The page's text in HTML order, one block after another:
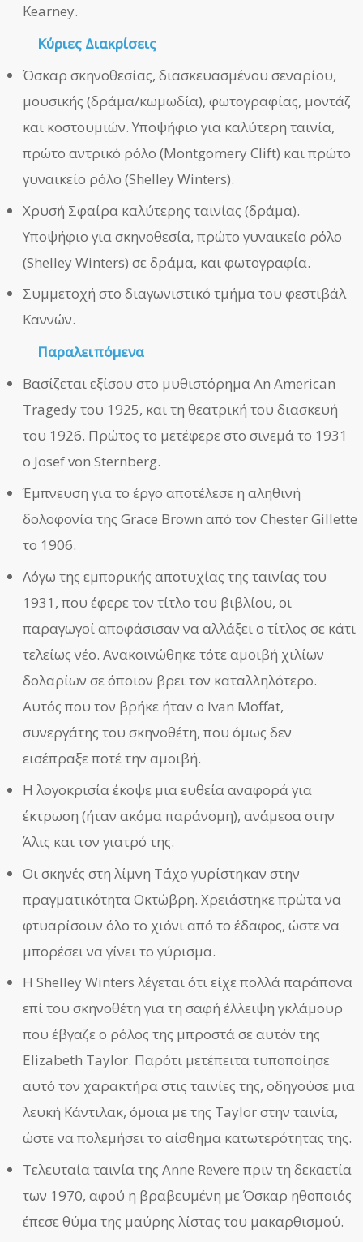
Kearney.
Κύριες Διακρίσεις
Όσκαρ σκηνοθεσίας, διασκευασμένου σεναρίου,
μουσικής (δράμα/κωμωδία), φωτογραφίας, μοντάζ
και κοστουμιών. Υποψήφιο για καλύτερη ταινία,
πρώτο αντρικό ρόλο (Montgomery Clift) και πρώτο
γυναικείο ρόλο (Shelley Winters).
Χρυσή Σφαίρα καλύτερης ταινίας (δράμα).
Υποψήφιο για σκηνοθεσία, πρώτο γυναικείο ρόλο
(Shelley Winters) σε δράμα, και φωτογραφία.
Συμμετοχή στο διαγωνιστικό τμήμα του φεστιβάλ
Καννών.
Παραλειπόμενα
Βασίζεται εξίσου στο μυθιστόρημα An American
Tragedy του 1925, και τη θεατρική του διασκευή
του 1926. Πρώτος το μετέφερε στο σινεμά το 1931
ο Josef von Sternberg.
Έμπνευση για το έργο αποτέλεσε η αληθινή
δολοφονία της Grace Brown από τον Chester Gillette
το 1906.
Λόγω της εμπορικής αποτυχίας της ταινίας του
1931, που έφερε τον τίτλο του βιβλίου, οι
παραγωγοί αποφάσισαν να αλλάξει ο τίτλος σε κάτι
τελείως νέο. Ανακοινώθηκε τότε αμοιβή χιλίων
δολαρίων σε όποιον βρει τον καταλληλότερο.
Αυτός που τον βρήκε ήταν ο Ivan Moffat,
συνεργάτης του σκηνοθέτη, που όμως δεν
εισέπραξε ποτέ την αμοιβή.
Η λογοκρισία έκοψε μια ευθεία αναφορά για
έκτρωση (ήταν ακόμα παράνομη), ανάμεσα στην
Άλις και τον γιατρό της.
Οι σκηνές στη λίμνη Τάχο γυρίστηκαν στην
πραγματικότητα Οκτώβρη. Χρειάστηκε πρώτα να
φτυαρίσουν όλο το χιόνι από το έδαφος, ώστε να
μπορέσει να γίνει το γύρισμα.
Η Shelley Winters λέγεται ότι είχε πολλά παράπονα
επί του σκηνοθέτη για τη σαφή έλλειψη γκλάμουρ
που έβγαζε ο ρόλος της μπροστά σε αυτόν της
Elizabeth Taylor. Παρότι μετέπειτα τυποποίησε
αυτό τον χαρακτήρα στις ταινίες της, οδηγούσε μια
λευκή Κάντιλακ, όμοια με της Taylor στην ταινία,
ώστε να πολεμήσει το αίσθημα κατωτερότητας της.
Τελευταία ταινία της Anne Revere πριν τη δεκαετία
των 1970, αφού η βραβευμένη με Όσκαρ ηθοποιός
έπεσε θύμα της μαύρης λίστας του μακαρθισμού.